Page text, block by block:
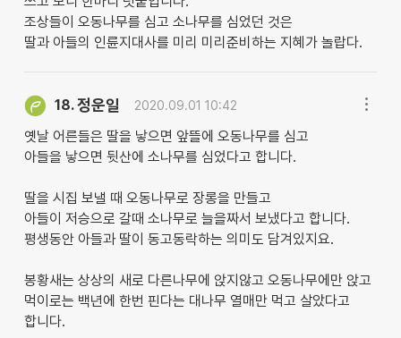
조상들이 오동나무를 심고 소나무를 심었던 것은
딸과 아들의 인륜지대사를 미리 미리준비하는 지혜가 놀랍다.
18.정운일 2020.09.01 10:42
옛날 어른들은 딸을 낳으면 앞뜰에 오동나무를 심고
아들을 낳으면 뒷산에 소나무를 심었다고 합니다.
딸을 시집 보낼 때 오동나무로 장롱을 만들고
아들이 저승으로 갈때 소나무로 늘을짜서 보냈다고 합니다.
평생동안 아들과 딸이 동고동락하는 의미도 담겨있지요.
봉황새는 상상의 새로 다른나무에 앉지않고 오동나무에만 앉고
먹이로는 백년에 한번 핀다는 대나무 열매만 먹고 살았다고
합니다.